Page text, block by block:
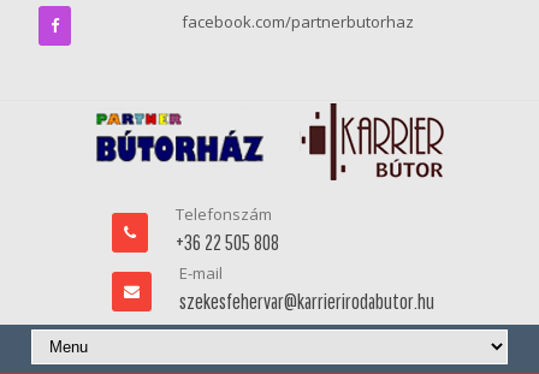
facebook.com/partnerbutorhaz
Telefonszám
+36 22 505 808
E-mail
szekesfehervar@karrierirodabutor.hu